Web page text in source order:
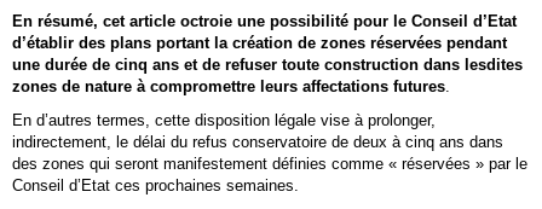
En résumé, cet article octroie une possibilité pour le Conseil d’Etat
d’établir des plans portant la création de zones réservées pendant
une durée de cinq ans et de refuser toute construction dans lesdites
zones de nature à compromettre leurs affectations futures.
En d’autres termes, cette disposition légale vise à prolonger,
indirectement, le délai du refus conservatoire de deux à cinq ans dans
des zones qui seront manifestement définies comme « réservées » par le
Conseil d’Etat ces prochaines semaines.